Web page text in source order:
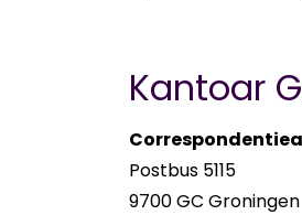
Kantoar
Postbus 5115
9700 GC Groningen